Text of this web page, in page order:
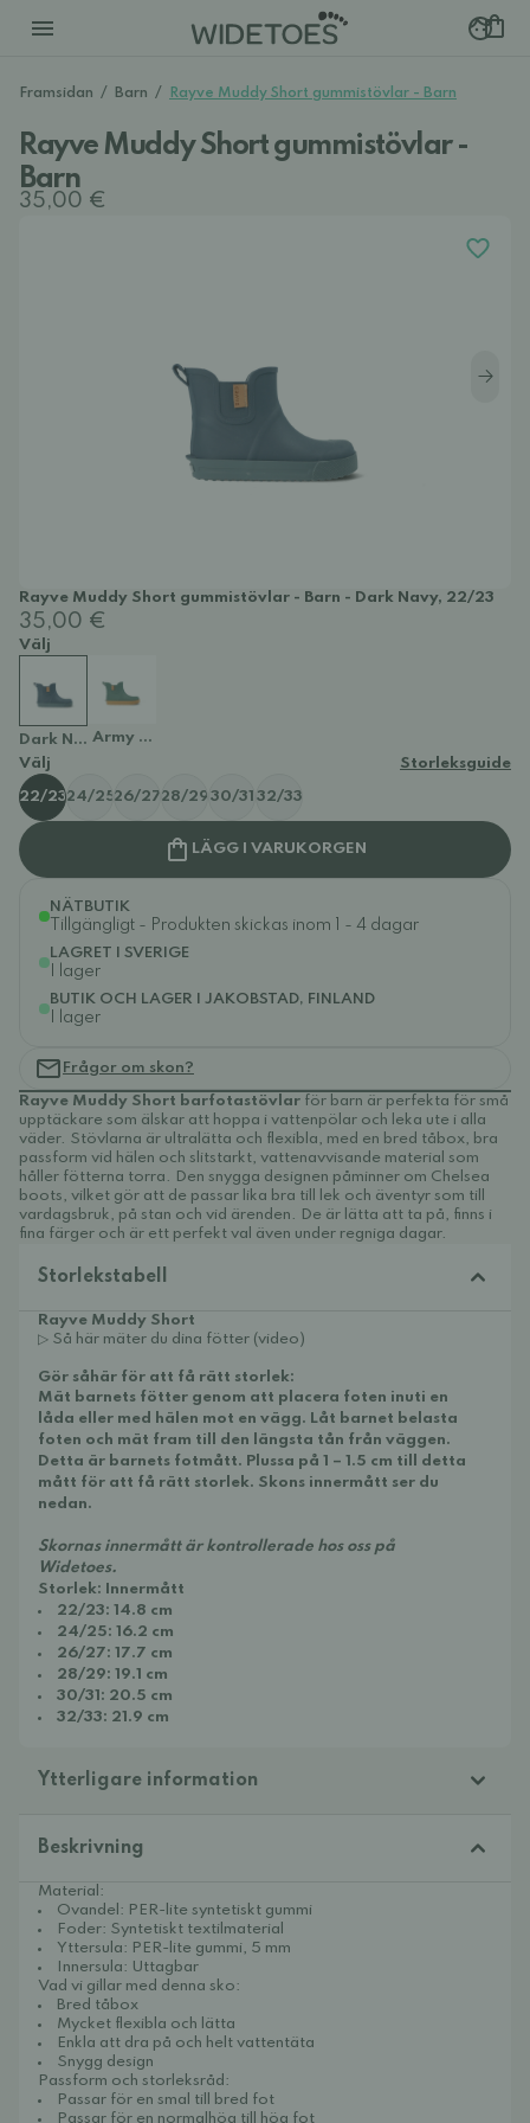
Framsidan / Barn / Rayve Muddy Short gummistövlar - Barn
Rayve Muddy Short gummistövlar -
Barn
35,00 €
Rayve Muddy Short gummistövlar - Barn - Dark Navy, 22/23
35,00 €
Välj
Dark NavyArmy Green
Välj
Storleksguide
22/2324/2526/2728/29 30/31 32/33
LÄGG I VARUKORGEN
NÄTBUTIK
Tillgängligt - Produkten skickas inom 1 - 4 dagar
LAGRET I SVERIGE
I lager
BUTIK OCH LAGER I JAKOBSTAD, FINLAND
I lager
Frågor om skon?
Rayve Muddy Short barfotastövlar för barn är perfekta för små
upptäckare som älskar att hoppa i vattenpölar och leka ute i alla
väder. Stövlarna är ultralätta och flexibla, med en bred tåbox, bra
passform vid hälen och slitstarkt, vattenavvisande material som
håller fötterna torra. Den snygga designen påminner om Chelsea
boots, vilket gör att de passar lika bra till lek och äventyr som till
vardagsbruk, på stan och vid ärenden. De är lätta att ta på, finns i
fina färger och är ett perfekt val även under regniga dagar.
Storlekstabell
Rayve Muddy Short
▷ Så här mäter du dina fötter (video)
Gör såhär för att få rätt storlek:
Mät barnets fötter genom att placera foten inuti en
låda eller med hälen mot en vägg. Låt barnet belasta
foten och mät fram till den längsta tån från väggen.
Detta är barnets fotmått. Plussa på 1 – 1.5 cm till detta
mått för att få rätt storlek. Skons innermått ser du
nedan.
Skornas innermått är kontrollerade hos oss på
Widetoes.
Storlek: Innermått
22/23: 14.8 cm
24/25: 16.2 cm
26/27: 17.7 cm
28/29: 19.1 cm
30/31: 20.5 cm
32/33: 21.9 cm
Ytterligare information
Beskrivning
Material:
Ovandel: PER-lite syntetiskt gummi
Foder: Syntetiskt textilmaterial
Yttersula: PER-lite gummi, 5 mm
Innersula: Uttagbar
Vad vi gillar med denna sko:
Bred tåbox
Mycket flexibla och lätta
Enkla att dra på och helt vattentäta
Snygg design
Passform och storleksråd:
Passar för en smal till bred fot
Passar för en normalhög till hög fot